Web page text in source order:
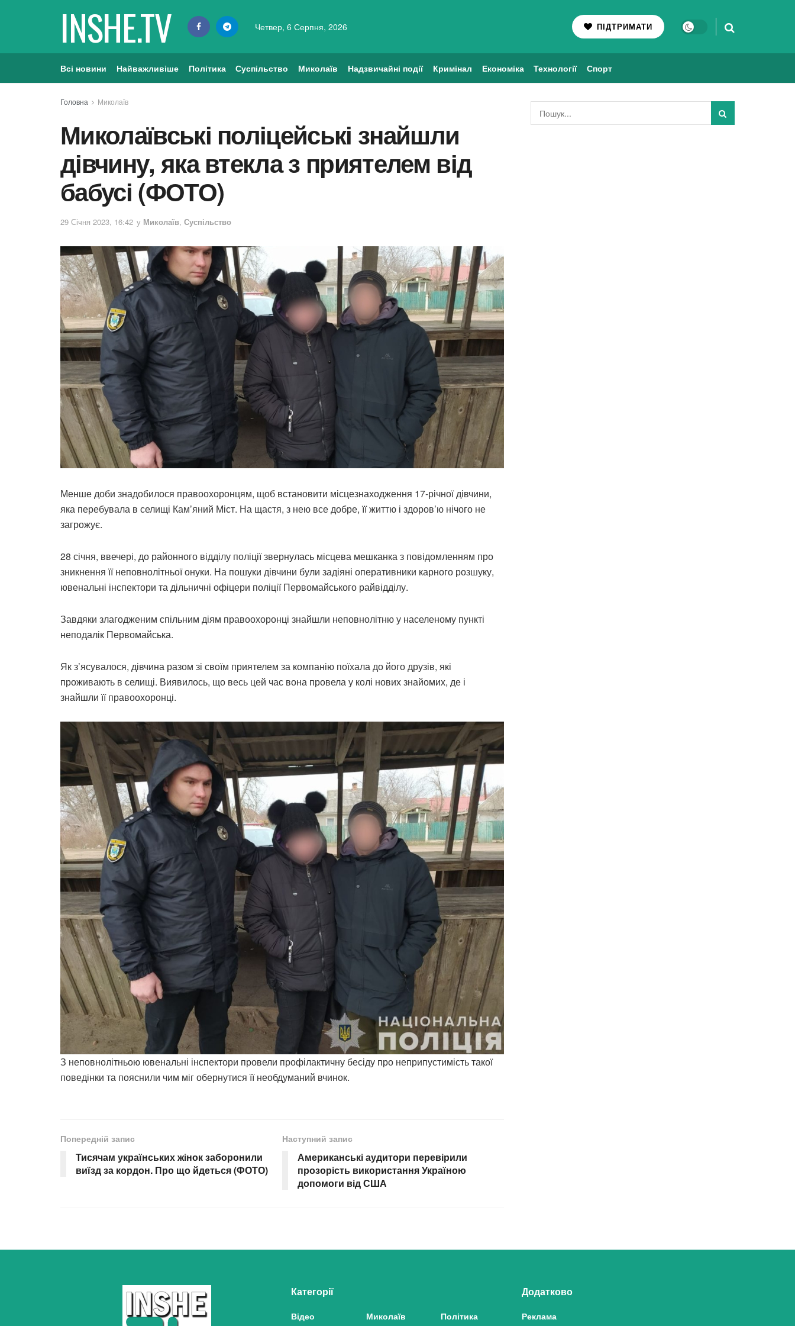
INSHE.TV Четвер, 6 Серпня, 2026 ПІДТРИМАТИ
Всі новини Найважливіше Політика Суспільство Миколаїв Надзвичайні події Кримінал Економіка Технології Спорт
Головна Миколаїв
Миколаївські поліцейські знайшли
дівчину, яка втекла з приятелем від
бабусі (ФОТО)
29 Січня 2023, 16:42 у Миколаїв, Суспільство
Менше доби знадобилося правоохоронцям, щоб встановити місцезнаходження 17-річної дівчини,
яка перебувала в селищі Кам’яний Міст. На щастя, з нею все добре, її життю і здоров’ю нічого не
загрожує.
28 січня, ввечері, до районного відділу поліції звернулась місцева мешканка з повідомленням про
зникнення її неповнолітньої онуки. На пошуки дівчини були задіяні оперативники карного розшуку,
ювенальні інспектори та дільничні офіцери поліції Первомайського райвідділу.
Завдяки злагодженим спільним діям правоохоронці знайшли неповнолітню у населеному пункті
неподалік Первомайська.
Як з’ясувалося, дівчина разом зі своїм приятелем за компанію поїхала до його друзів, які
проживають в селищі. Виявилось, що весь цей час вона провела у колі нових знайомих, де і
знайшли її правоохоронці.
З неповнолітньою ювенальні інспектори провели профілактичну бесіду про неприпустимість такої
поведінки та пояснили чим міг обернутися її необдуманий вчинок.
Попередній запис
Тисячам українських жінок заборонили
виїзд за кордон. Про що йдеться (ФОТО)
Наступний запис
Американські аудитори перевірили
прозорість використання Україною
допомоги від США
Категорії
Відео Миколаїв Політика
Додатково
Реклама